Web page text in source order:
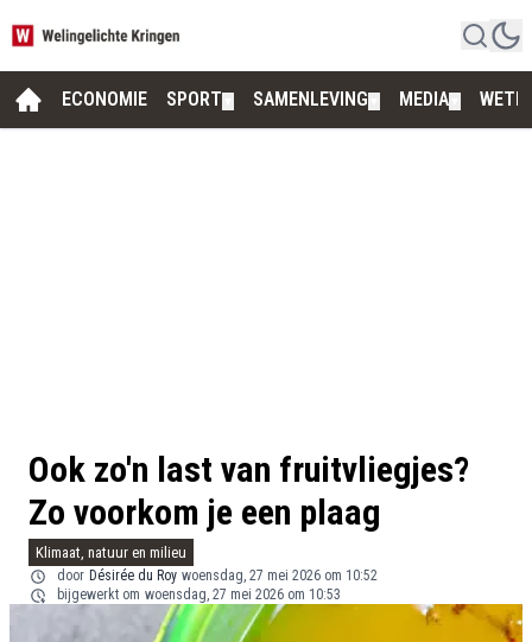
ECONOMIE SPORT SAMENLEVING MEDIA
Ook zo'n last van fruitvliegjes?
Zo voorkom je een plaag
Klimaat, natuur en milieu
door Désirée du Roy woensdag, 27 mei 2026 om 10:52
bijgewerkt om woensdag, 27 mei 2026 om 10:53